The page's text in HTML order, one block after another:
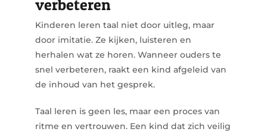
verbeteren
Kinderen leren taal niet door uitleg, maar
door imitatie. Ze kijken, luisteren en
herhalen wat ze horen. Wanneer ouders te
snel verbeteren, raakt een kind afgeleid van
de inhoud van het gesprek.
Taal leren is geen les, maar een proces van
ritme en vertrouwen. Een kind dat zich veilig